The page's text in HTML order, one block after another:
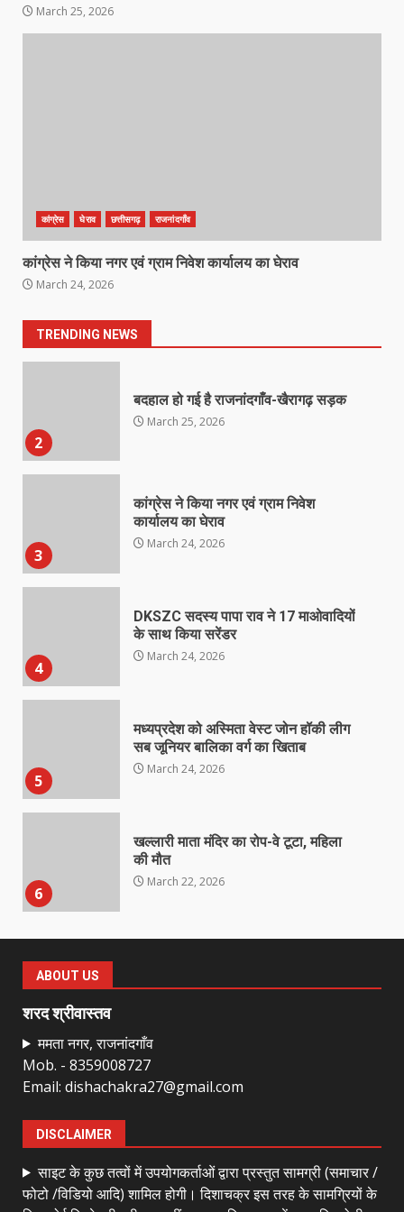
March 25, 2026
कांग्रेस घेराव छत्तीसगढ़ राजनांदगाँव
कांग्रेस ने किया नगर एवं ग्राम निवेश कार्यालय का घेराव
March 24, 2026
TRENDING NEWS
7
1
March 25, 2026
2
बदहाल हो गई है राजनांदगाँव-खैरागढ़ सड़क
March 25, 2026
3
कांग्रेस ने किया नगर एवं ग्राम निवेश
कार्यालय का घेराव
March 24, 2026
4
DKSZC सदस्य पापा राव ने 17 माओवादियों
के साथ किया सरेंडर
March 24, 2026
5
मध्यप्रदेश को अस्मिता वेस्ट जोन हॉकी लीग
सब जूनियर बालिका वर्ग का खिताब
March 24, 2026
6
खल्लारी माता मंदिर का रोप-वे टूटा, महिला
की मौत
March 22, 2026
7
March 21, 2026
1
नाबालिक के प्रसव मामले में फरार आरोपी के
संबंध में इनाम की उद्घोषना
बदहाल हो गई है राजनांदगाँव-खैरागढ़ सड़क
ABOUT US
शरद श्रीवास्तव
ममता नगर, राजनांदगाँव
Mob. - 8359008727
Email: dishachakra27@gmail.com
DISCLAIMER
साइट के कुछ तत्वों में उपयोगकर्ताओं द्वारा प्रस्तुत सामग्री (समाचार /
फोटो /विडियो आदि) शामिल होगी। दिशाचक्र इस तरह के सामग्रियों के